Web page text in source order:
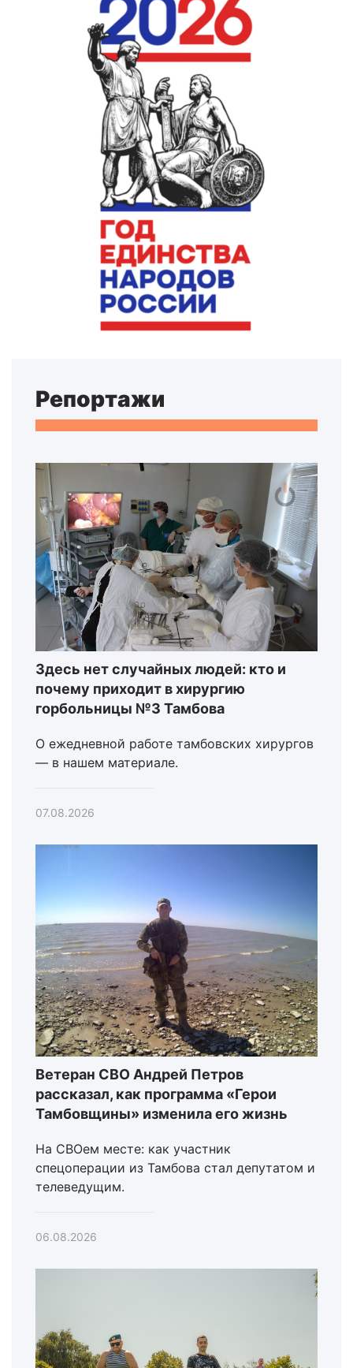
Репортажи
Здесь нет случайных людей: кто и
почему приходит в хирургию
горбольницы №3 Тамбова
О ежедневной работе тамбовских хирургов
— в нашем материале.
07.08.2026
Ветеран СВО Андрей Петров
рассказал, как программа «Герои
Тамбовщины» изменила его жизнь
На СВОем месте: как участник
спецоперации из Тамбова стал депутатом и
телеведущим.
06.08.2026